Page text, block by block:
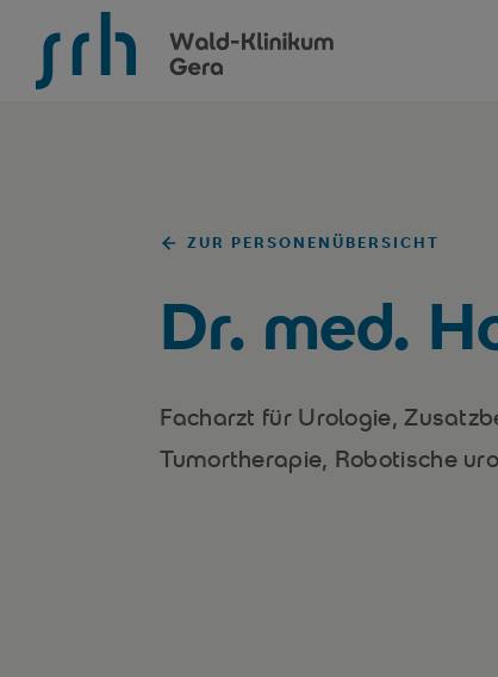
ZUR PERSONENÜBERSICHT
Dr. med.
Facharzt für Urologie,
Tumortherapie, Robotische